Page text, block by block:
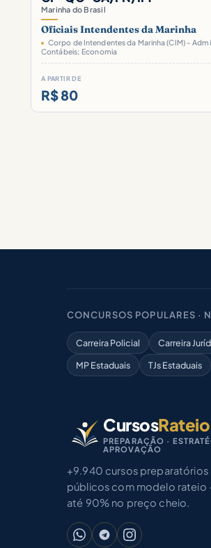
Marinha do Brasil
Oficiais Intendentes da Marinha
Corpo de Intendentes da Marinha (CIM) -
Contábeis; Economia
A PARTIR DE
R$ 80
CONCURSOS POPULARES ·
Carreira Policial Carreira
MP Estaduais
TJs Estaduais
CursosRateio
PREPARAÇÃO ·
APROVAÇÃO
+9.940 cursos preparatórios
públicos com modelo rateio
até 90% no preço cheio.